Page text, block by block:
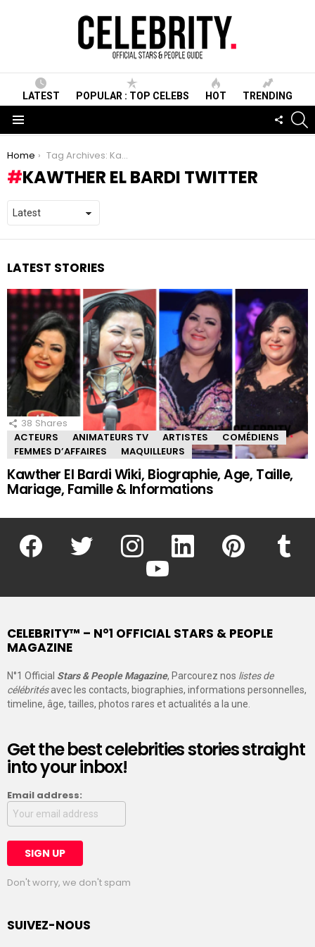
LATEST POPULAR : TOP CELEBS HOT TRENDING
You are here:
Home Tag Archives: Kawther El Bardi Twitter
KAWTHER EL BARDI TWITTER
LATEST STORIES
38 Shares
ACTEURS
ANIMATEURS TV ARTISTES
COMÉDIENS
FEMMES D’AFFAIRES
MAQUILLEURS
Kawther El Bardi Wiki, Biographie, Age, Taille,
Mariage, Famille & Informations
facebook twitter instagram linkedin pinterest
youtube
CELEBRITY™ – N°1 OFFICIAL STARS & PEOPLE
MAGAZINE
N°1 Official Stars & People Magazine, Parcourez nos listes de
célébritésavec les contacts, biographies, informations personnelles,
timeline, âge, tailles, photos rares et actualités a la une.
Get the best celebrities stories straight
into your inbox!
Email address:
Don't worry, we don't spam
SUIVEZ-NOUS